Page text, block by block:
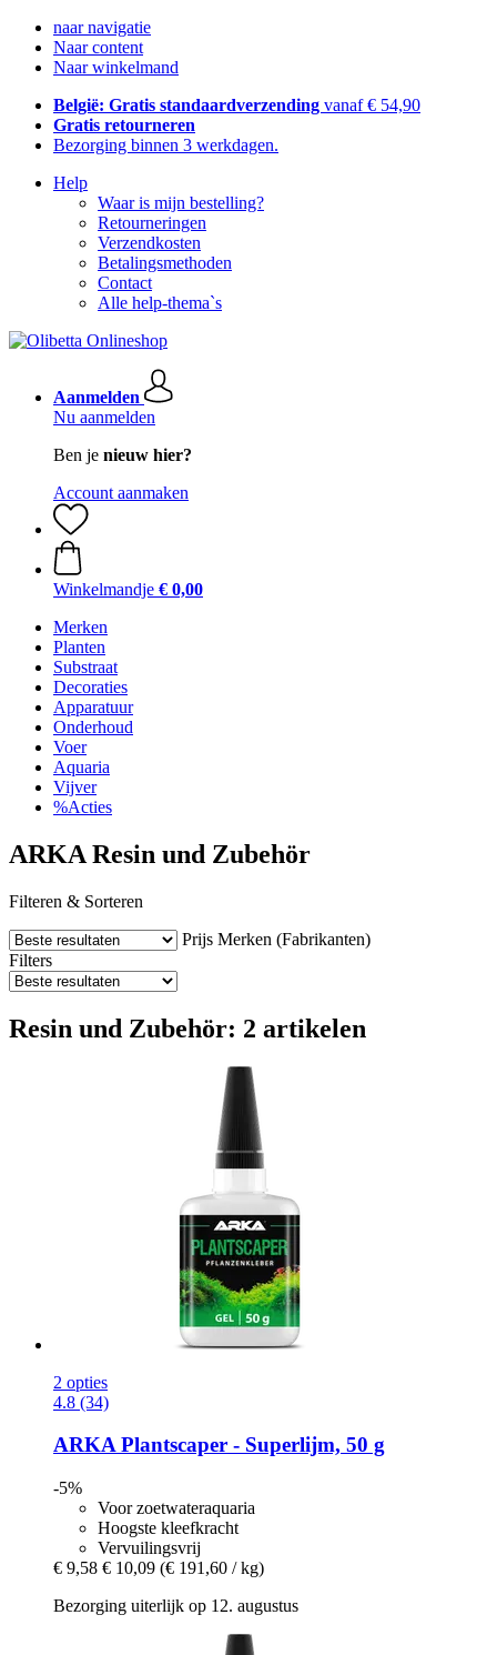
naar navigatie
Naar content
Naar winkelmand
België: Gratis standaardverzending vanaf € 54,90
Gratis retourneren
Bezorging binnen 3 werkdagen.
Help
Waar is mijn bestelling?
Retourneringen
Verzendkosten
Betalingsmethoden
Contact
Alle help-thema`s
Aanmelden
Nu aanmelden
Ben je nieuw hier?
Account aanmaken
Winkelmandje € 0,00
Merken
Planten
Substraat
Decoraties
Apparatuur
Onderhoud
Voer
Aquaria
Vijver
%Acties
ARKA Resin und Zubehör
Filteren & Sorteren
Prijs Merken (Fabrikanten)
Filters
Resin und Zubehör: 2 artikelen
2 opties
4.8 (34)
ARKAPlantscaper -​ Superlijm, 50 g
-5%
Voor zoetwateraquaria
Hoogste kleefkracht
Vervuilingsvrij
€ 9,58 € 10,09 (€ 191,60 / kg)
Bezorging uiterlijk op 12. augustus